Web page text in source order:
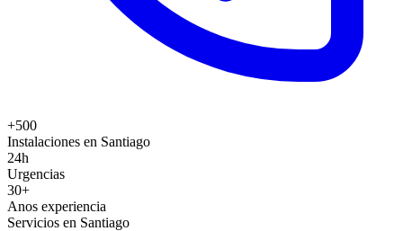
+500
Instalaciones en Santiago
24h
Urgencias
30+
Anos experiencia
Servicios en Santiago